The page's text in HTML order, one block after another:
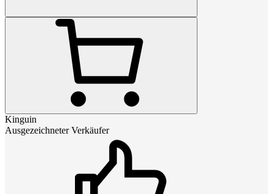
Kinguin
Ausgezeichneter Verkäufer